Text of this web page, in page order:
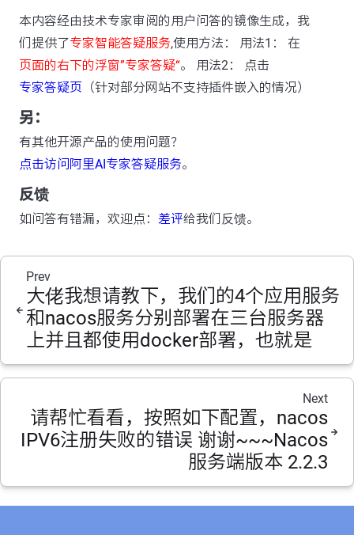
本内容经由技术专家审阅的用户问答的镜像生成，我
们提供了专家智能答疑服务,使用方法： 用法1： 在
页面的右下的浮窗”专家答疑“。 用法2： 点击
专家答疑页 （针对部分网站不支持插件嵌入的情况）
另：
有其他开源产品的使用问题？
点击访问阿里AI专家答疑服务。
反馈
如问答有错漏，欢迎点： 差评给我们反馈。
Prev
大佬我想请教下，我们的4个应用服务
和nacos服务分别部署在三台服务器
上并且都使用docker部署，也就是
Next
请帮忙看看，按照如下配置，nacos
IPV6注册失败的错误 谢谢~~~Nacos
服务端版本 2.2.3